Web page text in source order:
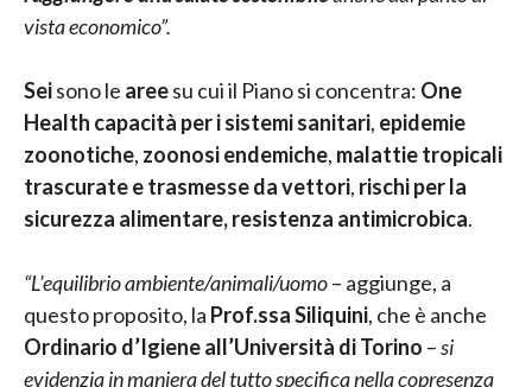
vista economico”.
Seisono le areesu cui il Piano si concentra: One
Health capacità per i sistemi sanitari, epidemie
zoonotiche, zoonosi endemiche, malattie tropicali
trascurate e trasmesse da vettori, rischi per la
sicurezza alimentare, resistenza antimicrobica.
“L’equilibrio ambiente/animali/uomo– aggiunge, a
questo proposito, la Prof.ssa Siliquini, che è anche
Ordinario d’Igiene all’Università di Torino –si
evidenzia in maniera del tutto specifica nella copresenza